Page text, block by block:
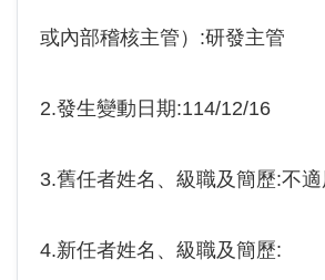
或內部稽核主管）:研發主管
2.發生變動日期:114/12/16
3.舊任者姓名、級職及簡歷:不適
4.新任者姓名、級職及簡歷: